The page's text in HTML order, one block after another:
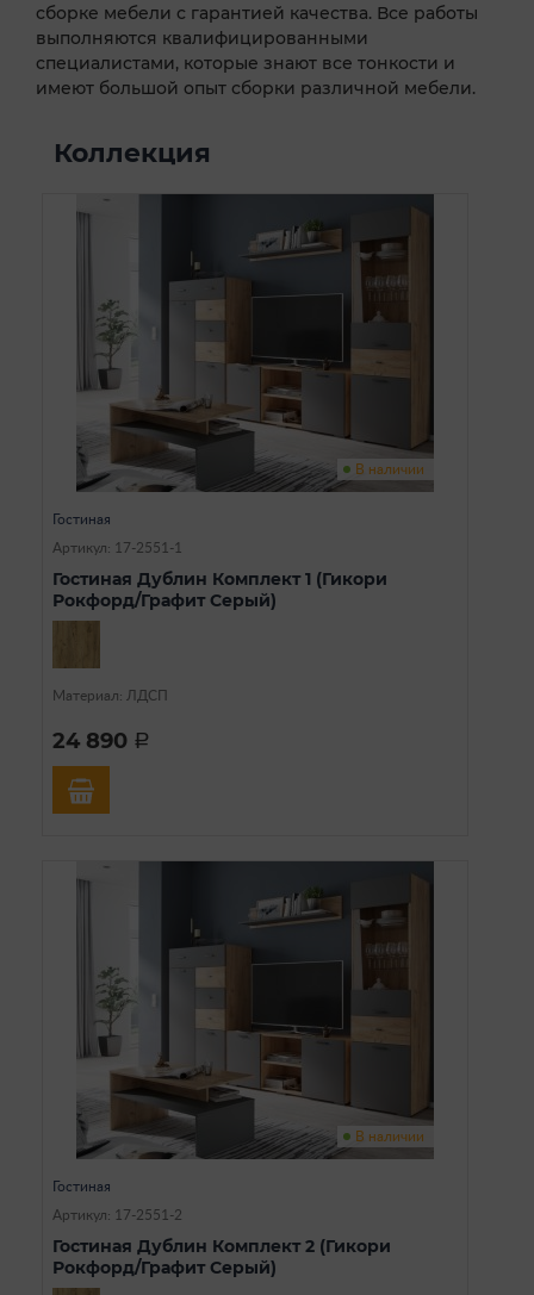
сборке мебели с гарантией качества. Все работы
выполняются квалифицированными
специалистами, которые знают все тонкости и
имеют большой опыт сборки различной мебели.
Коллекция
В наличии
Гостиная
Артикул: 17-2551-1
Гостиная Дублин Комплект 1 (Гикори
Рокфорд/Графит Серый)
Материал: ЛДСП
24 890 a
В наличии
Гостиная
Артикул: 17-2551-2
Гостиная Дублин Комплект 2 (Гикори
Рокфорд/Графит Серый)